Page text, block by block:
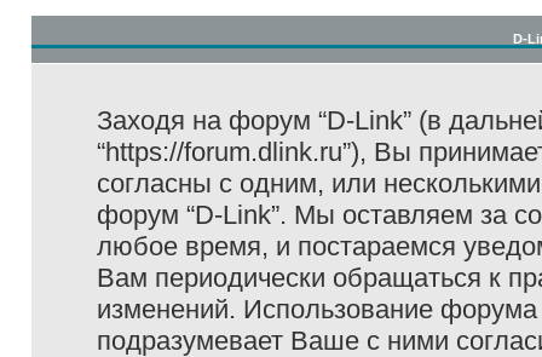
D-
Заходя на форум “D-Link” (в
“https://forum.dlink.ru”), Вы
согласны с одним, или
форум “D-Link”. Мы оставляем за
любое время, и постараемся
Вам периодически обращаться к
изменений. Использование
подразумевает Ваше с ними